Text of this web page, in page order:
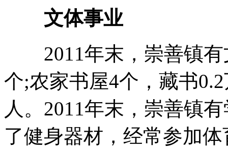
文体事业
2011年末，崇善镇有
个;农家书屋4个，藏书
人。2011年末，崇善镇
了健身器材，经常参加